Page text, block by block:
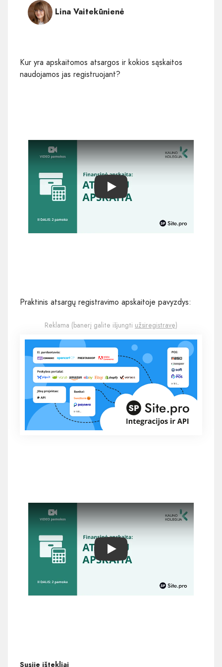
Lina Vaitekūnienė
Kur yra apskaitomos atsargos ir kokios sąskaitos
naudojamos jas registruojant?
Play
Praktinis atsargų registravimo apskaitoje pavyzdys:
Reklama (banerį galite išjungti užsiregistravę)
Play
Susiję ištekliai